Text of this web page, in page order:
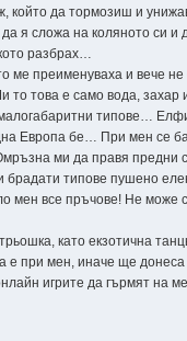
да тормозиш и
я сложа на коляното си
разбрах…
ме преименуваха и вече
това е само вода, захар
типове…
Европа бе… При мен се
ми да правя предни
брадати типове пушено
мен все пръчове! Не може
като екзотична
е при мен, иначе ще
игрите да гърмят на